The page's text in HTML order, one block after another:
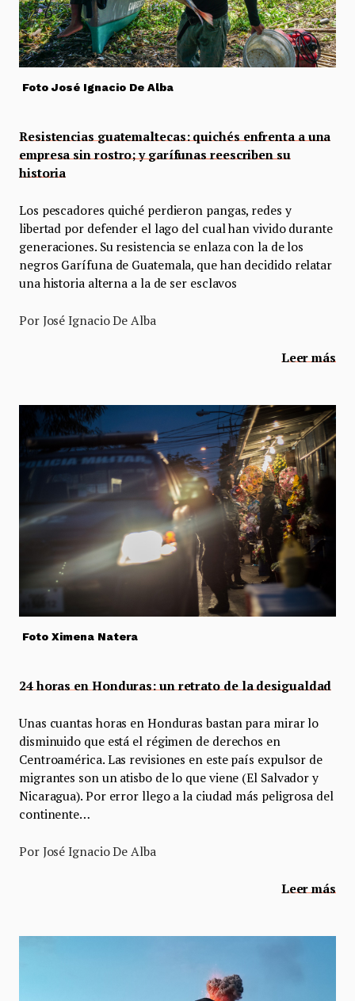
Foto José Ignacio De Alba
Resistencias guatemaltecas: quichés enfrenta a una
empresa sin rostro; y garífunas reescriben su
historia
Los pescadores quiché perdieron pangas, redes y
libertad por defender el lago del cual han vivido durante
generaciones. Su resistencia se enlaza con la de los
negros Garífuna de Guatemala, que han decidido relatar
una historia alterna a la de ser esclavos
Por José Ignacio De Alba
Leer más
Foto Ximena Natera
24 horas en Honduras: un retrato de la desigualdad
Unas cuantas horas en Honduras bastan para mirar lo
disminuido que está el régimen de derechos en
Centroamérica. Las revisiones en este país expulsor de
migrantes son un atisbo de lo que viene (El Salvador y
Nicaragua). Por error llego a la ciudad más peligrosa del
continente…
Por José Ignacio De Alba
Leer más